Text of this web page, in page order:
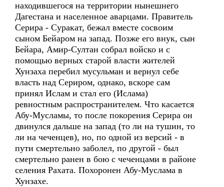
находившегося на территории нынешнего
Дагестана и населенное аварцами. Правитель
Серира - Суракат, бежал вместе сосвоим
сыном Бейаром на запад. Позже его внук, сын
Бейара, Амир-Султан собрал войско и с
помощью верных старой власти жителей
Хунзаха перебил мусульман и вернул себе
власть над Сериром, однако, вскоре сам
принял Ислам и стал его (Ислама)
ревностным распространителем. Что касается
Абу-Мусламы, то после покорения Серира он
двинулся дальше на запад (то ли на тушин, то
ли на чеченцев), но, по одной из версий - в
пути смертельно заболел, по другой - был
смертельно ранен в бою с чеченцами в районе
селения Рахата. Похоронен Абу-Муслама в
Хунзахе.